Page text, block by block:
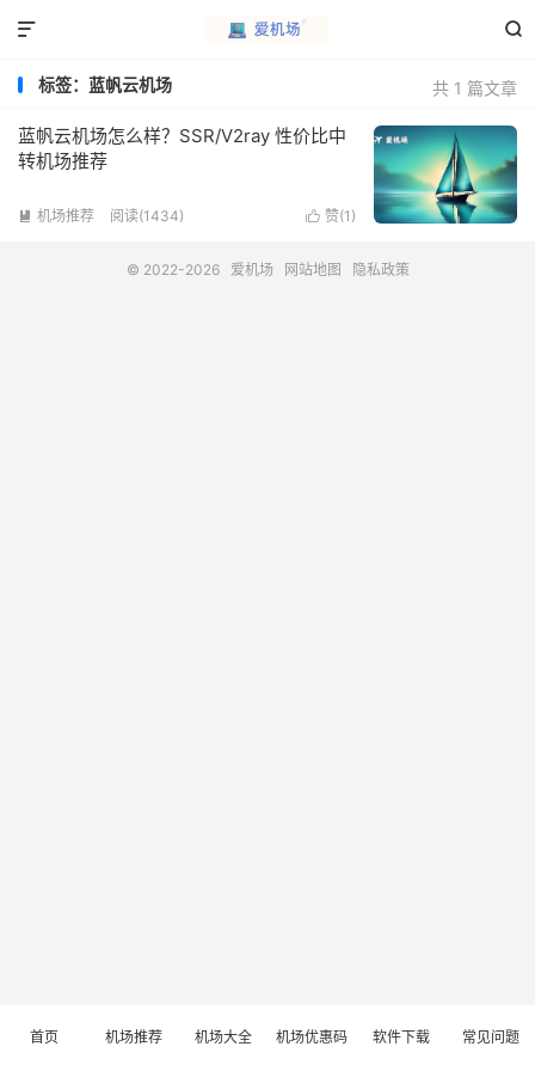


共 1 篇文章
标签：蓝帆云机场
蓝帆云机场怎么样？SSR/V2ray 性价比中
转机场推荐
 赞(1 )
 机场推荐 阅读(1434)
© 2022-2026 爱机场 网站地图 隐私政策
首页 机场推荐 机场大全 机场优惠码 软件下载 常见问题